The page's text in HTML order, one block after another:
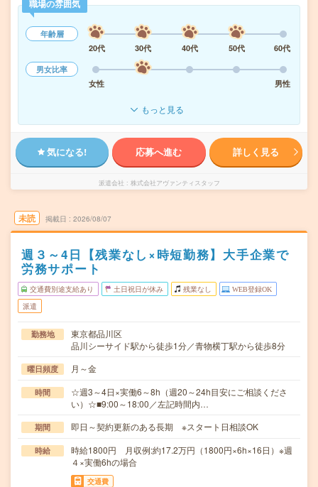
職場の雰囲気
年齢層
20代
30代 40代 50代
60代
男女比率
女性
男性
もっと見る
気になる! 応募へ進む 詳しく見る
派遣会社 株式会社アヴァンティスタッフ
未読 掲載日 2026/08/07
週３～4日【残業なし×時短勤務】大手企業で
労務サポート
交通費別途支給あり 土日祝日が休み 残業なし WEB登録OK
派遣
勤務地
東京都品川区
品川シーサイド駅から徒歩1分／青物横丁駅から徒歩8分
曜日頻度 月～金
時間
☆週3～4日×実働6～8h（週20～24h目安にご相談くださ
い）☆■9:00～18:00／左記時間内…
期間 即日～契約更新のある長期 ※スタート日相談OK
時給
時給1800円 月収例:約17.2万円（1800円×6h×16日）※週
４×実働6hの場合
交通費